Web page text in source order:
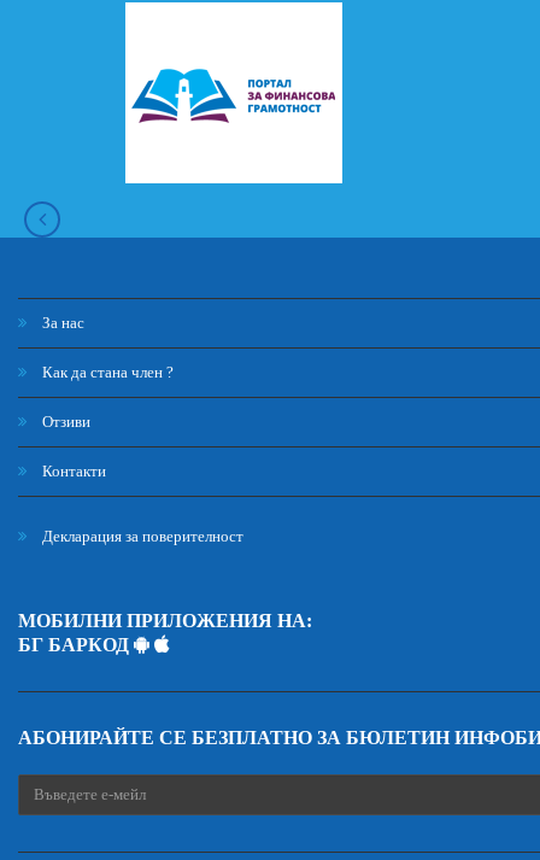
За нас
Как да стана член ?
Отзиви
Контакти
Декларация за поверителност
МОБИЛНИ ПРИЛОЖЕНИЯ НА:
БГ БАРКОД
АБОНИРАЙТЕ СЕ БЕЗПЛАТНО ЗА БЮЛЕТИН